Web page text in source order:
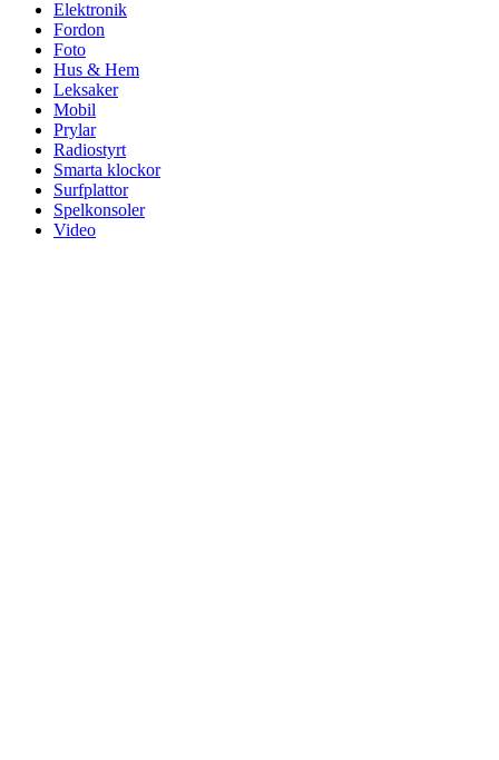
Elektronik
Fordon
Foto
Hus & Hem
Leksaker
Mobil
Prylar
Radiostyrt
Smarta klockor
Surfplattor
Spelkonsoler
Video